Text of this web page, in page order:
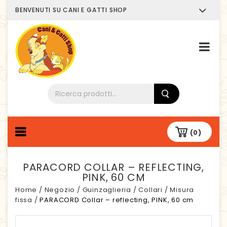
BENVENUTI SU CANI E GATTI SHOP
(0)
PARACORD COLLAR – REFLECTING,
PINK, 60 CM
Home / Negozio / Guinzaglieria /Collari /Misura
fissa /PARACORD Collar – reflecting, PINK, 60 cm